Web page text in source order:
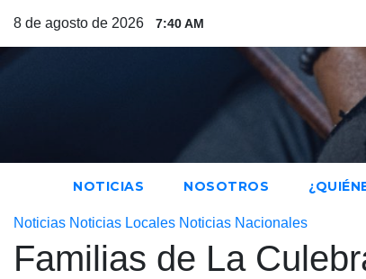
8 de agosto de 2026 7:40 AM
NOTICIAS NOSOTROS
Noticias Noticias Locales Noticias Nacionales
Familias de La